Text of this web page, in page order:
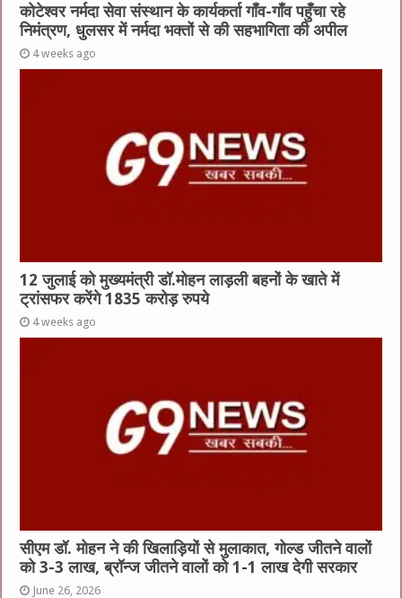
कोटेश्वर नर्मदा सेवा संस्थान के कार्यकर्ता गाँव-गाँव पहुँचा रहे
निमंत्रण, धुलसर में नर्मदा भक्तों से की सहभागिता की अपील
4 weeks ago
12 जुलाई को मुख्यमंत्री डॉ.मोहन लाड़ली बहनों के खाते में
ट्रांसफर करेंगे 1835 करोड़ रुपये
4 weeks ago
सीएम डॉ. मोहन ने की खिलाड़ियों से मुलाकात, गोल्ड जीतने वालों
को 3-3 लाख, ब्रॉन्ज जीतने वालों को 1-1 लाख देगी सरकार
June 26, 2026